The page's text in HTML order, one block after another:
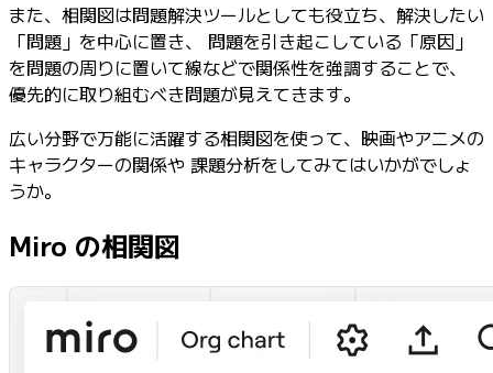
また、相関図は問題解決ツールとしても役立ち、解決したい
「問題」を中心に置き、 問題を引き起こしている「原因」
を問題の周りに置いて線などで関係性を強調することで、
優先的に取り組むべき問題が見えてきます。
広い分野で万能に活躍する相関図を使って、映画やアニメの
キャラクターの関係や 課題分析をしてみてはいかがでしょ
うか。
Miro の相関図